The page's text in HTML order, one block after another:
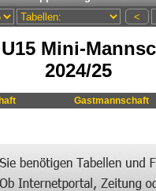
Mini-
2024/25
Gastmannschaft